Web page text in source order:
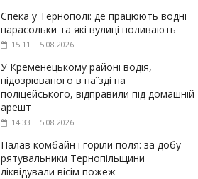
Спека у Тернополі: де працюють водні
парасольки та які вулиці поливають
15:11 | 5.08.2026
У Кременецькому районі водія,
підозрюваного в наїзді на
поліцейського, відправили під домашній
арешт
14:33 | 5.08.2026
Палав комбайн і горіли поля: за добу
рятувальники Тернопільщини
ліквідували вісім пожеж